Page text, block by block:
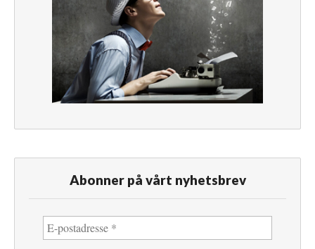
Abonner på vårt nyhetsbrev